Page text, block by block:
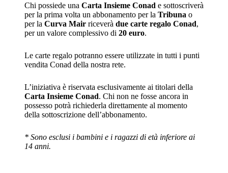
Chi possiede una Carta Insieme Conad e sottoscriverà
per la prima volta un abbonamento per la Tribuna o
per la Curva Mair riceverà due carte regalo Conad,
per un valore complessivo di 20 euro.
Le carte regalo potranno essere utilizzate in tutti i punti
vendita Conad della nostra rete.
L’iniziativa è riservata esclusivamente ai titolari della
Carta Insieme Conad. Chi non ne fosse ancora in
possesso potrà richiederla direttamente al momento
della sottoscrizione dell’abbonamento.
* Sono esclusi i bambini e i ragazzi di età inferiore ai
14 anni.